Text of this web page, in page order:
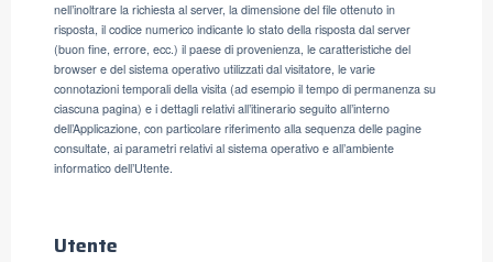
nell’inoltrare la richiesta al server, la dimensione del file ottenuto in
risposta, il codice numerico indicante lo stato della risposta dal server
(buon fine, errore, ecc.) il paese di provenienza, le caratteristiche del
browser e del sistema operativo utilizzati dal visitatore, le varie
connotazioni temporali della visita (ad esempio il tempo di permanenza su
ciascuna pagina) e i dettagli relativi all’itinerario seguito all’interno
dell’Applicazione, con particolare riferimento alla sequenza delle pagine
consultate, ai parametri relativi al sistema operativo e all’ambiente
informatico dell’Utente.
Utente